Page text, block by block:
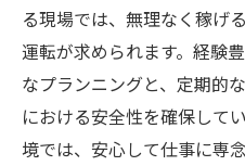
る現場では、無理なく稼げ
運転が求められます。経験
なプランニングと、定期的
における安全性を確保して
境では、安心して仕事に専